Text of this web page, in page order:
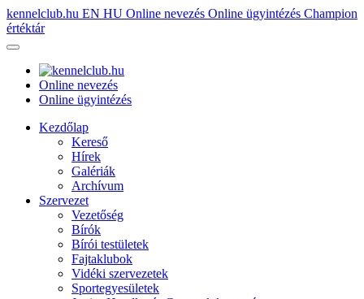
kennelclub.hu EN HU Online nevezés Online ügyintézés Champion
értéktár
Online nevezés
Online ügyintézés
Kezdőlap
Kereső
Hírek
Galériák
Archívum
Szervezet
Vezetőség
Bírók
Bírói testületek
Fajtaklubok
Vidéki szervezetek
Sportegyesületek